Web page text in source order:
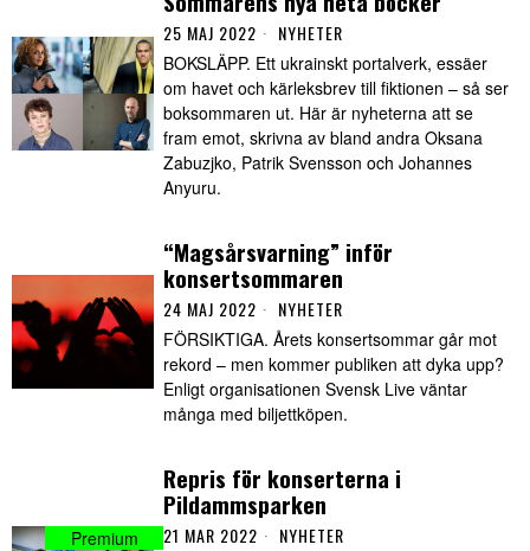
25 MAJ 2022 NYHETER
BOKSLÄPP. Ett ukrainskt portalverk, essäer
om havet och kärleksbrev till fiktionen – så ser
boksommaren ut. Här är nyheterna att se
fram emot, skrivna av bland andra Oksana
Zabuzjko, Patrik Svensson och Johannes
Anyuru.
“Magsårsvarning” inför
konsertsommaren
24 MAJ 2022 NYHETER
FÖRSIKTIGA. Årets konsertsommar går mot
rekord – men kommer publiken att dyka upp?
Enligt organisationen Svensk Live väntar
många med biljettköpen.
Repris för konserterna i
Pildammsparken
21 MAR 2022 NYHETER